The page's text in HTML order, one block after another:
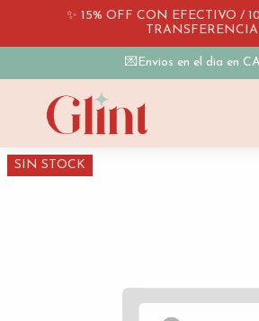
✨ 15% OFF CON EFECTIVO /
TRANSFERENCIA
💌Envios en el dia en
SIN STOCK